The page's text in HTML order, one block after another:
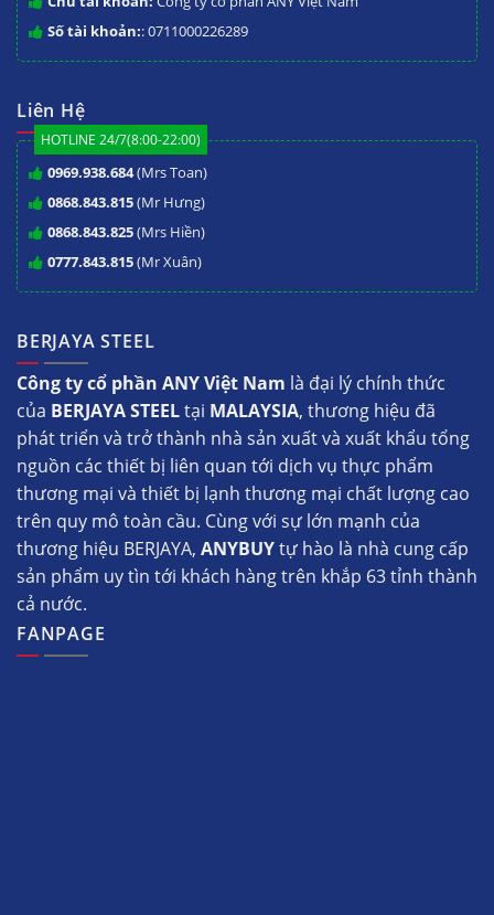
Số tài khoản:: 0711000226289
Liên Hệ
HOTLINE 24/7(8:00-22:00)
0969.938.684(Mrs Toan)
0868.843.815(Mr Hưng)
0868.843.825(Mrs Hiền)
0777.843.815(Mr Xuân)
BERJAYA STEEL
Công ty cổ phần ANY Việt Nam là đại lý chính thức
của BERJAYA STEELtại MALAYSIA, thương hiệu đã
phát triển và trở thành nhà sản xuất và xuất khẩu tổng
nguồn các thiết bị liên quan tới dịch vụ thực phẩm
thương mại và thiết bị lạnh thương mại chất lượng cao
trên quy mô toàn cầu. Cùng với sự lớn mạnh của
thương hiệu BERJAYA, ANYBUYtự hào là nhà cung cấp
sản phẩm uy tìn tới khách hàng trên khắp 63 tỉnh thành
cả nước.
FANPAGE